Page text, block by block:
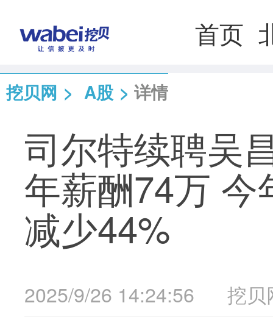
首页
挖贝网 > A股 > 详情
司尔特续聘吴
年薪酬74万
减少44%
2025/9/26 14:24:56 挖贝